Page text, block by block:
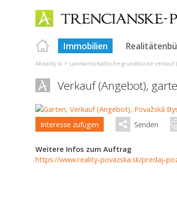
Immobilien
AReality.sk > Landwirtschaftliche grundstücke verkauf
Verkauf (Angebot),
Interesse zufügen Senden
Weitere Infos zum Auftrag